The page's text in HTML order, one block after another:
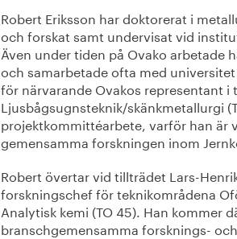
Robert Eriksson har doktorerat i
och forskat samt undervisat vid
Även under tiden på Ovako arbetade
och samarbetade ofta med
för närvarande Ovakos representant i
Ljusbågsugnsteknik/skänkmetallurgi
projektkommittéarbete, varför han är
gemensamma forskningen inom
Robert övertar vid tillträdet Lars-
forskningschef för teknikområdena
Analytisk kemi (TO 45). Han kommer
branschgemensamma forsknings-